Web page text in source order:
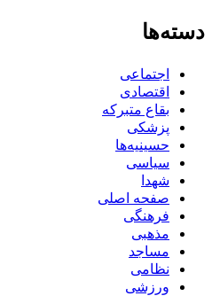
دسته‌ها
اجتماعی
اقتصادی
بقاع متبرکه
پزشکی
حسینیه‌ها
سیاسی
شهدا
صفحه اصلی
فرهنگی
مذهبی
مساجد
نظامی
ورزشی